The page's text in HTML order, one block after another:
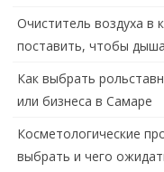
Очиститель воздуха в
поставить, чтобы
Как выбрать
или бизнеса в Самаре
Косметологические
выбрать и чего